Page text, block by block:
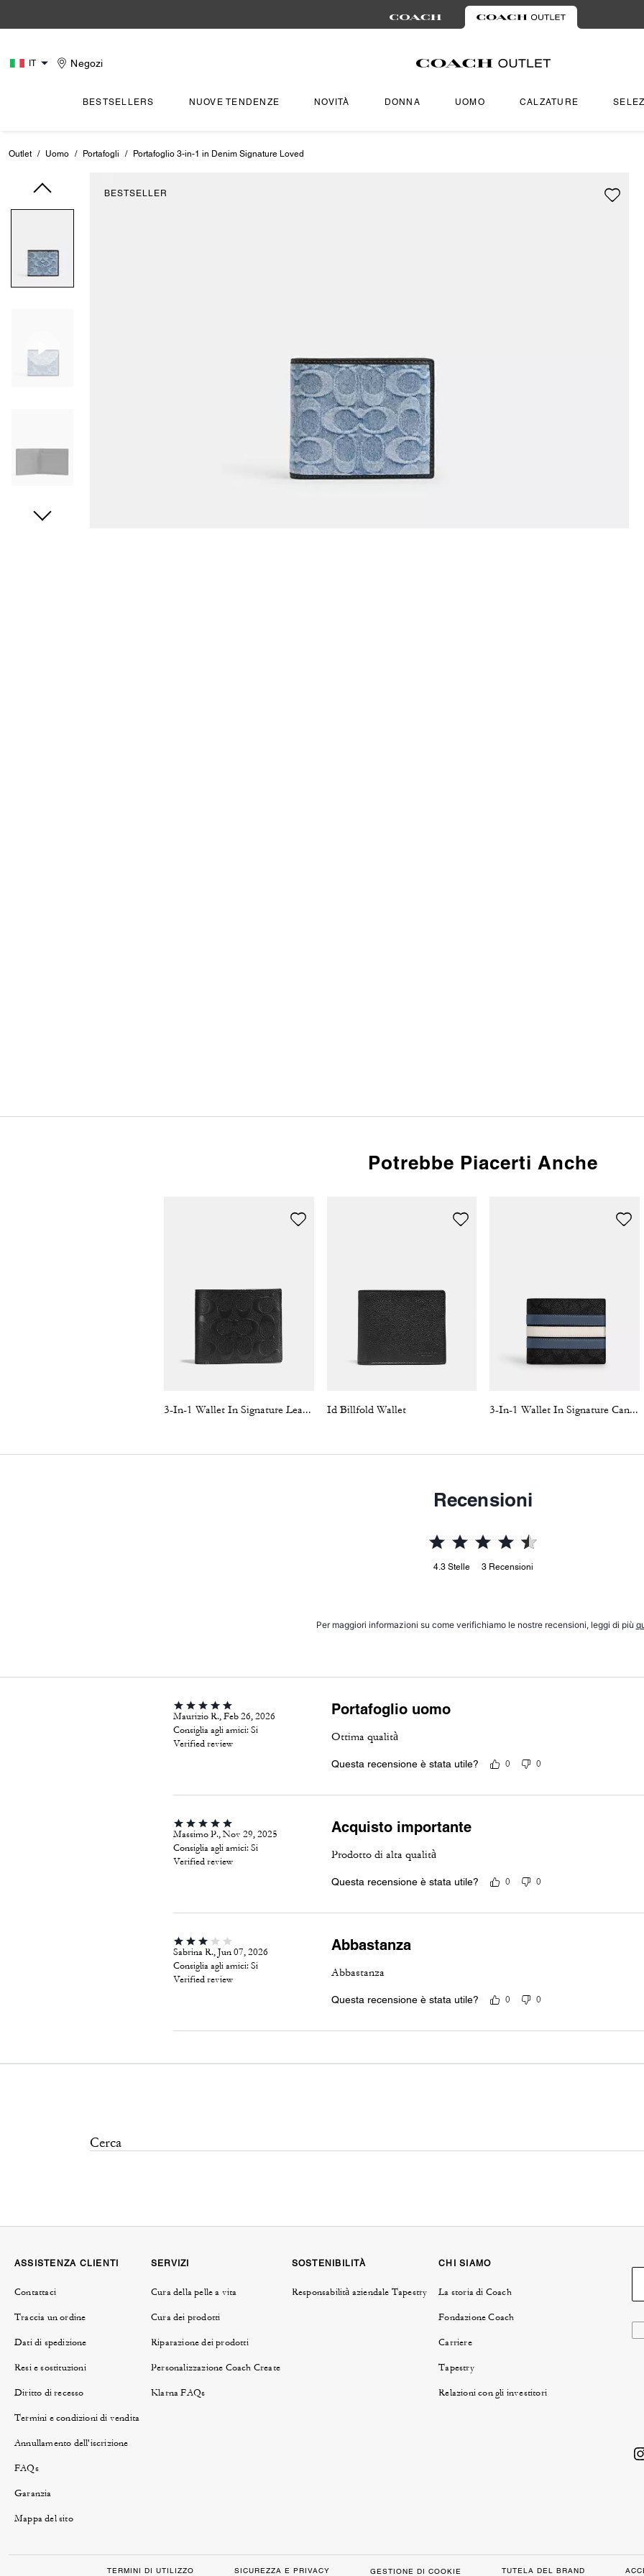
IT Negozi
BESTSELLERS NUOVE TENDENZE NOVITÀ DONNA UOMO CALZATURE
Outlet / Uomo / Portafogli / Portafoglio 3-in-1 in Denim Signature Loved
BESTSELLER
Potrebbe Piacerti Anche
3-In-1 Wallet In Signature Leather Id Billfold Wallet 3-In-1 Wallet In Signature Canvas With Varsity Stripe
Recensioni
4.3 Stelle 3 Recensioni
Per maggiori informazioni su come verifichiamo le nostre recensioni, leggi di più
Maurizio R., Feb 26, 2026
Consiglia agli amici: Si
Verified review
Portafoglio uomo
Ottima qualità
Questa recensione è stata utile? 0 0
Massimo P., Nov 29, 2025
Consiglia agli amici: Si
Verified review
Acquisto importante
Prodotto di alta qualità
Questa recensione è stata utile? 0 0
Sabrina R., Jun 07, 2026
Consiglia agli amici: Si
Verified review
Abbastanza
Abbastanza
Questa recensione è stata utile? 0 0
ASSISTENZA CLIENTI
Contattaci
Traccia un ordine
Dati di spedizione
Resi e sostituzioni
Diritto di recesso
Termini e condizioni di vendita
Annullamento dell'iscrizione
FAQs
Garanzia
Mappa del sito
SERVIZI
Cura della pelle a vita
Cura dei prodotti
Riparazione dei prodotti
Personalizzazione Coach Create
Klarna FAQs
SOSTENIBILITÀ
Responsabilità aziendale Tapestry
CHI SIAMO
La storia di Coach
Fondazione Coach
Carriere
Tapestry
Relazioni con gli investitori
TERMINI DI UTILIZZO SICUREZZA E PRIVACY GESTIONE DI COOKIE TUTELA DEL BRAND